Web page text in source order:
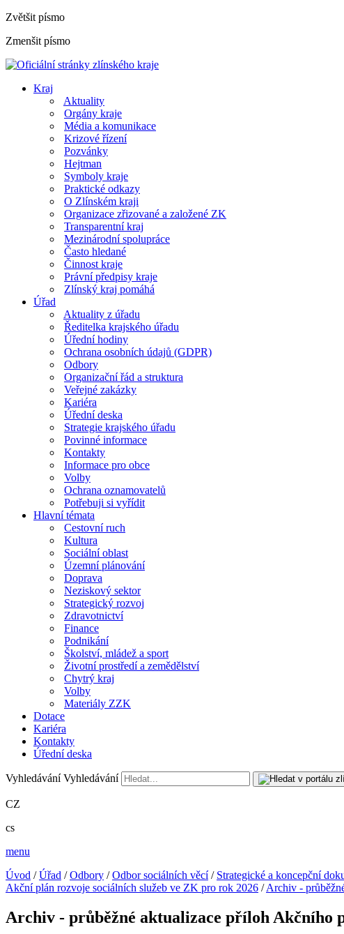
Zvětšit písmo
Zmenšit písmo
Kraj
Aktuality
Orgány kraje
Média a komunikace
Krizové řízení
Pozvánky
Hejtman
Symboly kraje
Praktické odkazy
O Zlínském kraji
Organizace zřizované a založené ZK
Transparentní kraj
Mezinárodní spolupráce
Často hledané
Činnost kraje
Právní předpisy kraje
Zlínský kraj pomáhá
Úřad
Aktuality z úřadu
Ředitelka krajského úřadu
Úřední hodiny
Ochrana osobních údajů (GDPR)
Odbory
Organizační řád a struktura
Veřejné zakázky
Kariéra
Úřední deska
Strategie krajského úřadu
Povinné informace
Kontakty
Informace pro obce
Volby
Ochrana oznamovatelů
Potřebuji si vyřídit
Hlavní témata
Cestovní ruch
Kultura
Sociální oblast
Územní plánování
Doprava
Neziskový sektor
Strategický rozvoj
Zdravotnictví
Finance
Podnikání
Školství, mládež a sport
Životní prostředí a zemědělství
Chytrý kraj
Volby
Materiály ZZK
Dotace
Kariéra
Kontakty
Úřední deska
Vyhledávání Vyhledávání
CZ
cs
menu
Úvod /Úřad /Odbory /Odbor sociálních věcí/ Strategické a koncepční
Akční plán rozvoje sociálních služeb ve ZK pro rok 2026 /Archiv -
Archiv - průběžné aktualizace příloh Akčního